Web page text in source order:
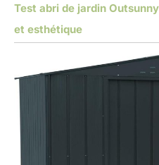
Test abri de jardin
et esthétique